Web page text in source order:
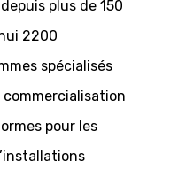
plus de 150
2200
spécialisés
pour les